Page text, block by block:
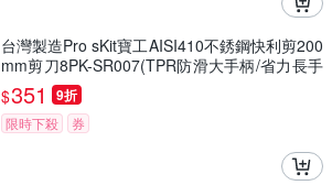
台灣製造Pro sKit寶工AISI410不銹鋼快利剪200
mm剪刀8PK-SR007(TPR防滑大手柄/省力長手
把)適園藝皮革地毯薄鋁板塑膠管
$351 9折
限時下殺 券